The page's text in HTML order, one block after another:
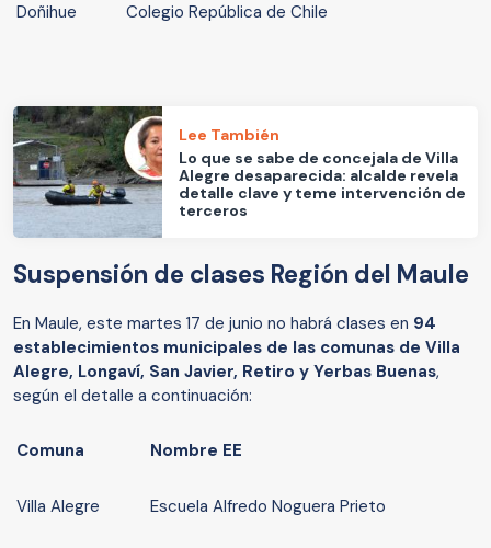
Doñihue Colegio República de Chile
Lee También
Lo que se sabe de concejala de Villa
Alegre desaparecida: alcalde revela
detalle clave y teme intervención de
terceros
Suspensión de clases Región del Maule
En Maule, este martes 17 de junio no habrá clases en 94
establecimientos municipales de las comunas de Villa
Alegre, Longaví, San Javier, Retiro y Yerbas Buenas,
según el detalle a continuación:
Comuna Nombre EE
Villa Alegre Escuela Alfredo Noguera Prieto